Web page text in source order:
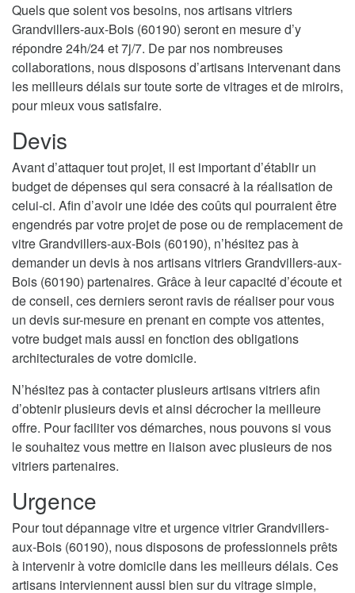
Quels que soient vos besoins, nos artisans vitriers
Grandvillers-aux-Bois (60190) seront en mesure d’y
répondre 24h/24 et 7j/7. De par nos nombreuses
collaborations, nous disposons d’artisans intervenant dans
les meilleurs délais sur toute sorte de vitrages et de miroirs,
pour mieux vous satisfaire.
Devis
Avant d’attaquer tout projet, il est important d’établir un
budget de dépenses qui sera consacré à la réalisation de
celui-ci. Afin d’avoir une idée des coûts qui pourraient être
engendrés par votre projet de pose ou de remplacement de
vitre Grandvillers-aux-Bois (60190), n’hésitez pas à
demander un devis à nos artisans vitriers Grandvillers-aux-
Bois (60190) partenaires. Grâce à leur capacité d’écoute et
de conseil, ces derniers seront ravis de réaliser pour vous
un devis sur-mesure en prenant en compte vos attentes,
votre budget mais aussi en fonction des obligations
architecturales de votre domicile.
N’hésitez pas à contacter plusieurs artisans vitriers afin
d’obtenir plusieurs devis et ainsi décrocher la meilleure
offre. Pour faciliter vos démarches, nous pouvons si vous
le souhaitez vous mettre en liaison avec plusieurs de nos
vitriers partenaires.
Urgence
Pour tout dépannage vitre et urgence vitrier Grandvillers-
aux-Bois (60190), nous disposons de professionnels prêts
à intervenir à votre domicile dans les meilleurs délais. Ces
artisans interviennent aussi bien sur du vitrage simple,